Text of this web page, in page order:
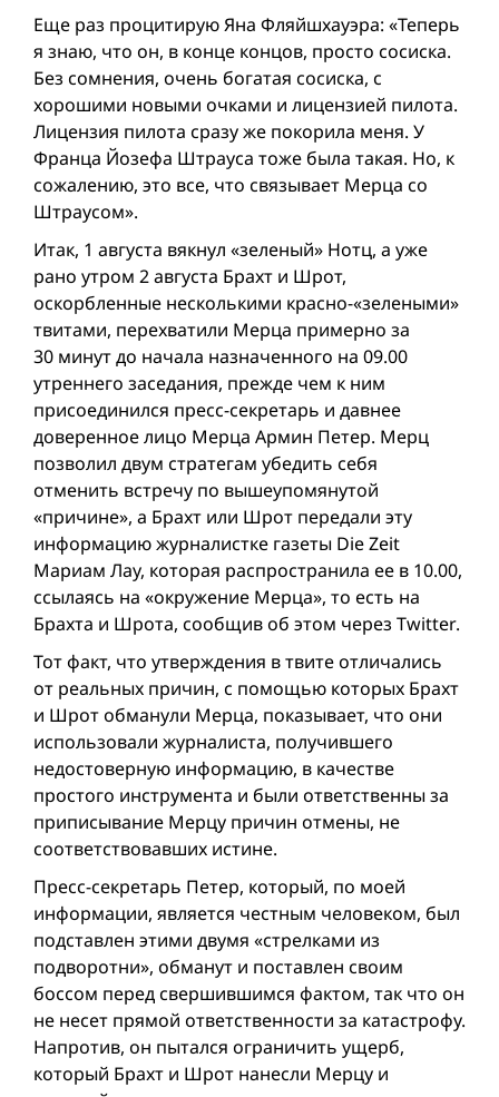
Еще раз процитирую Яна Фляйшхауэра: «Теперь
я знаю, что он, в конце концов, просто сосиска.
Без сомнения, очень богатая сосиска, с
хорошими новыми очками и лицензией пилота.
Лицензия пилота сразу же покорила меня. У
Франца Йозефа Штрауса тоже былa такая. Но, к
сожалению, это все, что связывает Мерца со
Штраусом».
Итак, 1 августа вякнул «зеленый» Нотц, а уже
рано утром 2 августа Брахт и Шрот,
оскорбленные несколькими красно-«зелеными»
твитами, перехватили Мерца примерно за
30 минут до начала назначенного на 09.00
утреннего заседания, прежде чем к ним
присоединился пресс-секретарь и давнее
доверенное лицо Мерца Армин Петер. Мерц
позволил двум стратегам убедить себя
отменить встречу по вышеупомянутой
«причине», а Брахт или Шрот передали эту
информацию журналистке газеты Die Zeit
Мариам Лау, которая распространила ee в 10.00,
ссылаясь на «окружение Мерца», то есть на
Брахта и Шрота, сообщив об этом через Twitter.
Тот факт, что утверждения в твите отличались
от реальных причин, с помощью которых Брахт
и Шрот обманули Мерца, показывает, что они
использовали журналиста, получившего
недостоверную информацию, в качестве
простого инструмента и были ответственны за
приписывание Мерцу причин отмены, не
соответствовавшиx истине.
Пресс-секретарь Петер, который, по моей
информации, является честным человеком, был
подставлен этими двумя «стрелками из
подворотни», обманут и поставлен своим
боссом перед свершившимся фактом, так что он
не несет прямой ответственности за катастрофу.
Напротив, он пытался ограничить ущерб,
который Брахт и Шрот нанесли Мерцу и